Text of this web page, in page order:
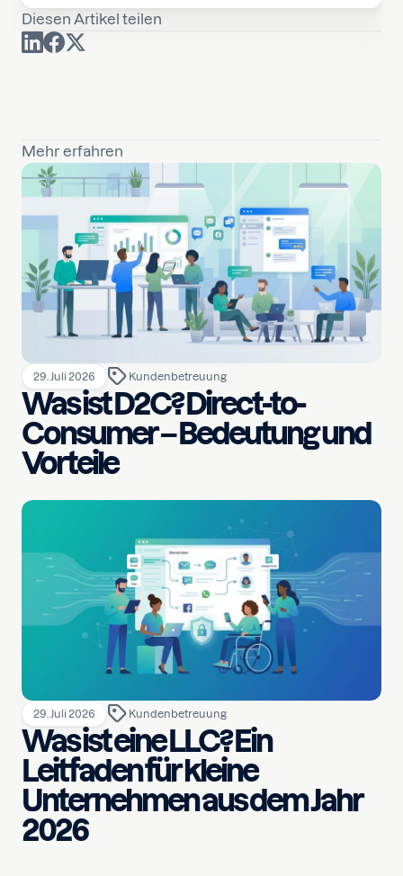
Diesen Artikel teilen
Mehr erfahren
29. Juli 2026 Kundenbetreuung
Was ist D2C? Direct-to-
Consumer – Bedeutung und
Vorteile
29. Juli 2026 Kundenbetreuung
Was ist eine LLC? Ein
Leitfaden für kleine
Unternehmen aus dem Jahr
2026